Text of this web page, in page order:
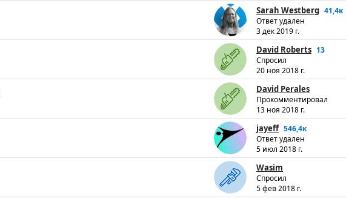
Sarah Westberg 41,4к
Ответ удален
3 дек 2019 г.
David Roberts 13
Спросил
20 ноя 2018 г.
David Perales
Прокомментировал
13 ноя 2018 г.
jayeff 546,4к
Ответ удален
5 июл 2018 г.
Wasim
Спросил
5 фев 2018 г.